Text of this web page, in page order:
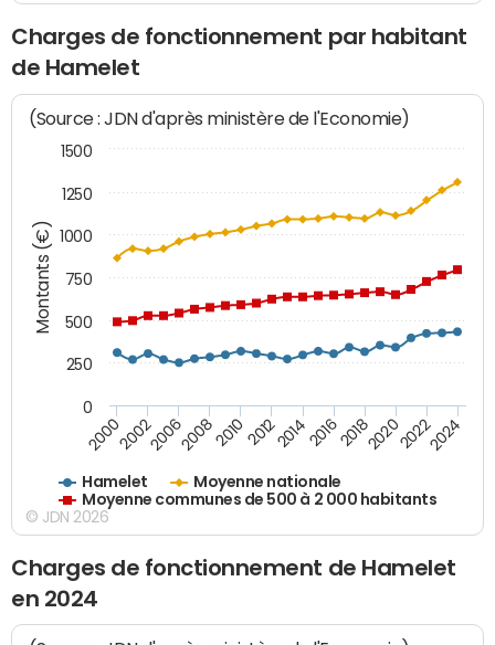
Charges de fonctionnement par habitant
de Hamelet
Montants (€)
(Source : JDN d'après ministère de l'Economie)
Hamelet
Moyenne nationale
Moyenne communes de 500 à 2 000 habitants
200020022006200820102012201420162018202020222024
0
250
500
750
1000
1250
1500
© JDN 2026
Charges de fonctionnement de Hamelet
en 2024